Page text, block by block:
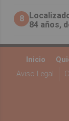
8
84 años,
Inicio
Aviso Legal